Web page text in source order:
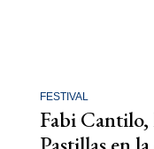
FESTIVAL
Fabi Cantilo,